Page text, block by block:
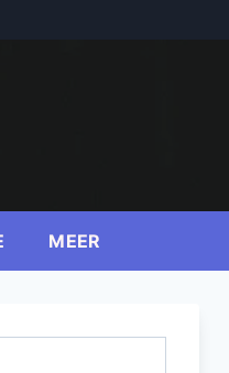
MEER